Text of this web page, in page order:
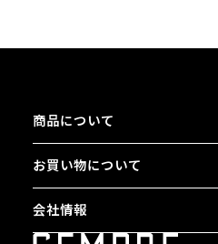
商品について
お買い物について
会社情報